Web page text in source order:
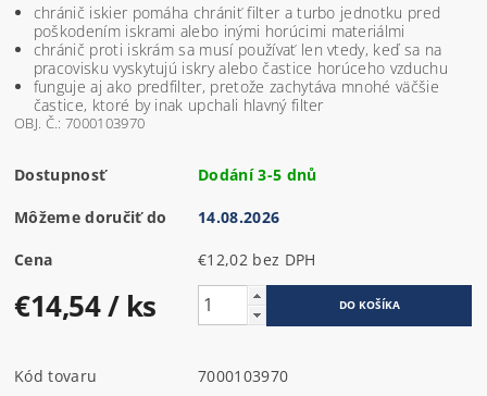
chránič iskier pomáha chrániť filter a turbo jednotku pred
poškodením iskrami alebo inými horúcimi materiálmi
chránič proti iskrám sa musí používať len vtedy, keď sa na
pracovisku vyskytujú iskry alebo častice horúceho vzduchu
funguje aj ako predfilter, pretože zachytáva mnohé väčšie
častice, ktoré by inak upchali hlavný filter
OBJ. Č.: 7000103970
Dostupnosť Dodání 3-5 dnů
Môžeme doručiť do 14.08.2026
Cena €12,02 bez DPH
€14,54/ ks
Kód tovaru
7000103970